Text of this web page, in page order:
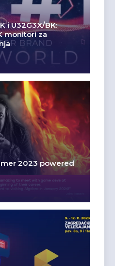
i U32G3X/BK:
monitori za
2023 powered